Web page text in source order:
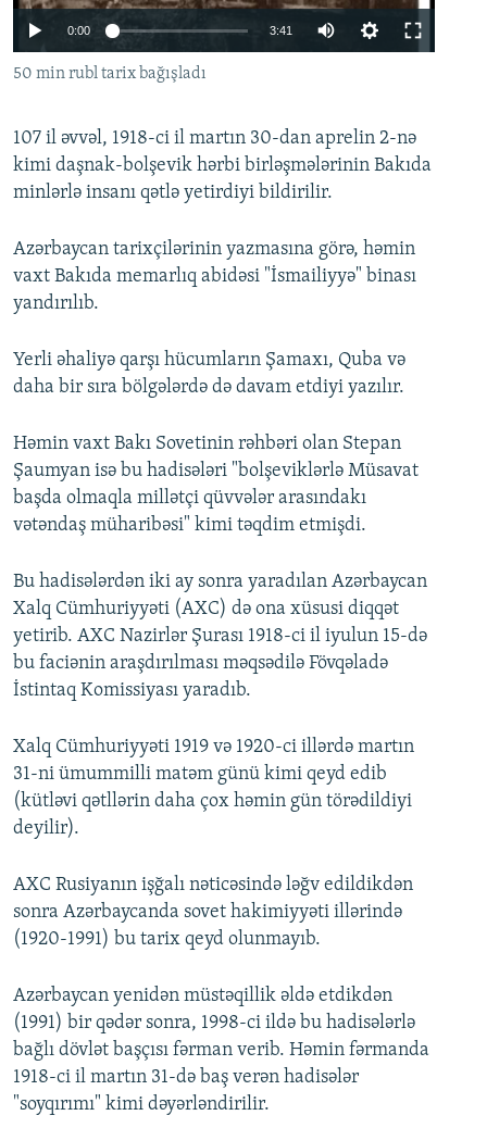
KARIKATURA
İSLAM VƏ DEMOKRATIYA
PEŞƏ ETIKASI VƏ JURNALISTIKA STANDARTLARIMIZ
AZADLIQRADIOSU MOBIL TELEFONUNUZDA
BIZIMLƏ ƏLAQƏ
BIZI IZLƏ
RFE/RL-in bütün saytları
Auto 270p 360p 576p
0:00 3:41
576p
50 min rubl tarix bağışladı
107 il əvvəl, 1918-ci il martın 30-dan aprelin 2-nə
kimi daşnak-bolşevik hərbi birləşmələrinin Bakıda
minlərlə insanı qətlə yetirdiyi bildirilir.
Azərbaycan tarixçilərinin yazmasına görə, həmin
vaxt Bakıda memarlıq abidəsi "İsmailiyyə" binası
yandırılıb.
Yerli əhaliyə qarşı hücumların Şamaxı, Quba və
daha bir sıra bölgələrdə də davam etdiyi yazılır.
Həmin vaxt Bakı Sovetinin rəhbəri olan Stepan
Şaumyan isə bu hadisələri "bolşeviklərlə Müsavat
başda olmaqla millətçi qüvvələr arasındakı
vətəndaş müharibəsi" kimi təqdim etmişdi.
Bu hadisələrdən iki ay sonra yaradılan Azərbaycan
Xalq Cümhuriyyəti (AXC) də ona xüsusi diqqət
yetirib. AXC Nazirlər Şurası 1918-ci il iyulun 15-də
bu faciənin araşdırılması məqsədilə Fövqəladə
İstintaq Komissiyası yaradıb.
Xalq Cümhuriyyəti 1919 və 1920-ci illərdə martın
31-ni ümummilli matəm günü kimi qeyd edib
(kütləvi qətllərin daha çox həmin gün törədildiyi
deyilir).
AXC Rusiyanın işğalı nəticəsində ləğv edildikdən
sonra Azərbaycanda sovet hakimiyyəti illərində
(1920-1991) bu tarix qeyd olunmayıb.
Azərbaycan yenidən müstəqillik əldə etdikdən
(1991) bir qədər sonra, 1998-ci ildə bu hadisələrlə
bağlı dövlət başçısı fərman verib. Həmin fərmanda
1918-ci il martın 31-də baş verən hadisələr
"soyqırımı" kimi dəyərləndirilir.